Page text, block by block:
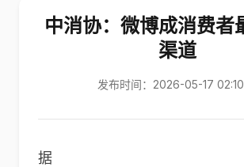
中消协：微博成消费者
渠道
发布时间：2026-05-17
据